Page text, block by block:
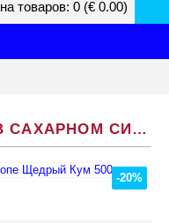
товаров: 0 (€ 0.00)
сиропе Щедрый Кум
ВИШНЯ БЕЗ КОСТОЧЕК В САХАРНОМ СИРОПЕ ЩЕДРЫЙ КУМ 500 Г
-20%